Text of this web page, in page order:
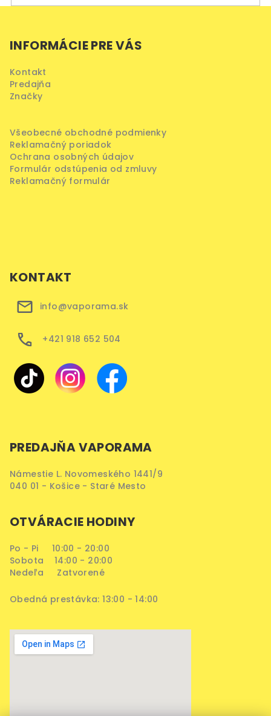
INFORMÁCIE PRE VÁS
Kontakt
Predajňa
Značky
Všeobecné obchodné podmienky
Reklamačný poriadok
Ochrana osobných údajov
Formulár odstúpenia od zmluvy
Reklamačný formulár
KONTAKT
info@vaporama.sk
+421 918 652 504
PREDAJŇA VAPORAMA
Námestie L. Novomeského 1441/9
040 01 - Košice - Staré Mesto
OTVÁRACIE HODINY
Po - Pi 10:00 - 20:00
Sobota 14:00 - 20:00
Nedeľa Zatvorené
Obedná prestávka: 13:00 - 14:00